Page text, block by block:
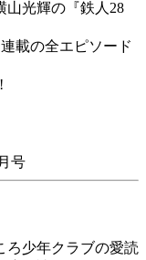
山光輝の『鉄人28
載の全エピソード
号
ろ少年クラブの愛読